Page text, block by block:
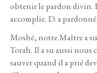
obtenir le pardon divin.
accomplie. D. a
Moshé, notre Maître a
Torah. Il a su aussi nous
sauver quand il a prié